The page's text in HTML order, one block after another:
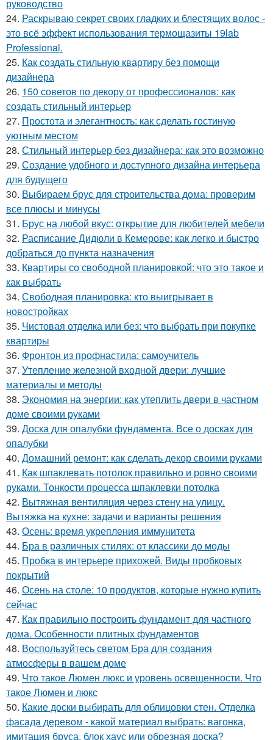
руководство
24. Раскрываю секрет своих гладких и блестящих волос -
это всё эффект использования термощазиты 19lab
Professional.
25. Как создать стильную квартиру без помощи
дизайнера
26. 150 советов по декору от профессионалов: как
создать стильный интерьер
27. Простота и элегантность: как сделать гостиную
уютным местом
28. Стильный интерьер без дизайнера: как это возможно
29. Создание удобного и доступного дизайна интерьера
для будущего
30. Выбираем брус для строительства дома: проверим
все плюсы и минусы
31. Брус на любой вкус: открытие для любителей мебели
32. Расписание Дидюли в Кемерове: как легко и быстро
добраться до пункта назначения
33. Квартиры со свободной планировкой: что это такое и
как выбрать
34. Свободная планировка: кто выигрывает в
новостройках
35. Чистовая отделка или без: что выбрать при покупке
квартиры
36. Фронтон из профнастила: самоучитель
37. Утепление железной входной двери: лучшие
материалы и методы
38. Экономия на энергии: как утеплить двери в частном
доме своими руками
39. Доска для опалубки фундамента. Все о досках для
опалубки
40. Домашний ремонт: как сделать декор своими руками
41. Как шпаклевать потолок правильно и ровно своими
руками. Тонкости процесса шпаклевки потолка
42. Вытяжная вентиляция через стену на улицу.
Вытяжка на кухне: задачи и варианты решения
43. Осень: время укрепления иммунитета
44. Бра в различных стилях: от классики до моды
45. Пробка в интерьере прихожей. Виды пробковых
покрытий
46. Осень на столе: 10 продуктов, которые нужно купить
сейчас
47. Как правильно построить фундамент для частного
дома. Особенности плитных фундаментов
48. Воспользуйтесь светом Бра для создания
атмосферы в вашем доме
49. Что такое Люмен люкс и уровень освещенности. Что
такое Люмен и люкс
50. Какие доски выбирать для облицовки стен. Отделка
фасада деревом - какой материал выбрать: вагонка,
имитация бруса, блок хаус или обрезная доска?